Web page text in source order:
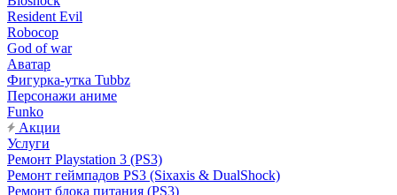
Resident Evil
Robocop
God of war
Аватар
Фигурка-утка Tubbz
Персонажи аниме
Funko
Акции
Услуги
Ремонт Playstation 3 (PS3)
Ремонт геймпадов PS3 (Sixaxis & DualShock)
Ремонт блока питания (PS3)